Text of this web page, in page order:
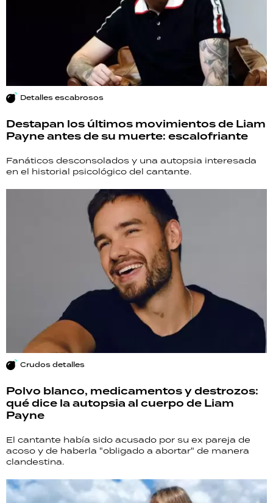
Detalles escabrosos
Destapan los últimos movimientos de Liam
Payne antes de su muerte: escalofriante
Fanáticos desconsolados y una autopsia interesada
en el historial psicológico del cantante.
Crudos detalles
Polvo blanco, medicamentos y destrozos:
qué dice la autopsia al cuerpo de Liam
Payne
El cantante había sido acusado por su ex pareja de
acoso y de haberla "obligado a abortar" de manera
clandestina.